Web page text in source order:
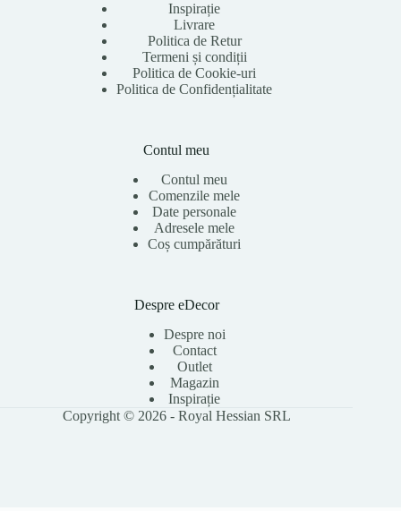
Inspirație
Livrare
Politica de Retur
Termeni și condiții
Politica de Cookie-uri
Politica de Confidențialitate
Contul meu
Contul meu
Comenzile mele
Date personale
Adresele mele
Coș cumpărături
Despre eDecor
Despre noi
Contact
Outlet
Magazin
Inspirație
Copyright © 2026 - Royal Hessian SRL